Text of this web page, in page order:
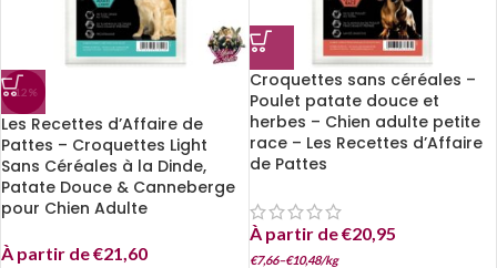
-12%
Les Recettes d’Affaire de
Pattes – Croquettes Light
Sans Céréales à la Dinde,
Patate Douce & Canneberge
pour Chien Adulte
À partir de€21,60
Croquettes sans céréales –
Poulet patate douce et
herbes – Chien adulte petite
race – Les Recettes d’Affaire
de Pattes
À partir de€20,95
€7,66–€10,48/kg